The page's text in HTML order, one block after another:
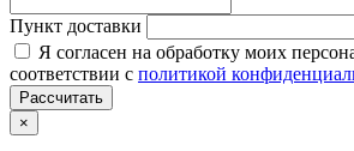
Пункт доставки
Я согласен на обработку моих
соответствии с политикой
Рассчитать
×